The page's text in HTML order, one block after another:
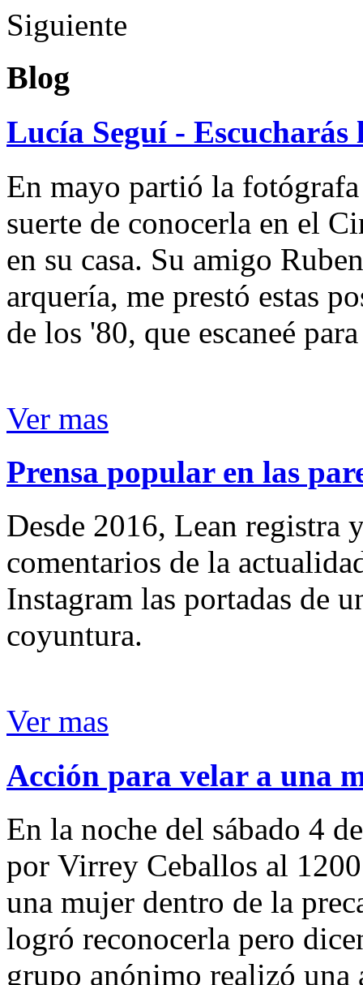
Siguiente
Blog
Lucía Seguí - Escucharás
En mayo partió la
suerte de conocerla en el
en su casa. Su amigo
arquería, me prestó estas
de los '80, que escaneé
Ver mas
Prensa popular en las
Desde 2016, Lean registra
comentarios de la
Instagram las portadas de
coyuntura.
Ver mas
Acción para velar a una
En la noche del sábado 4
por Virrey Ceballos al
una mujer dentro de la
logró reconocerla pero
grupo anónimo realizó